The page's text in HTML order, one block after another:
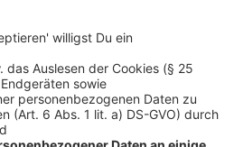
in der Klimakommune
Studierenden und vier
Auslandsstudiums
Düsseldorf, der Region